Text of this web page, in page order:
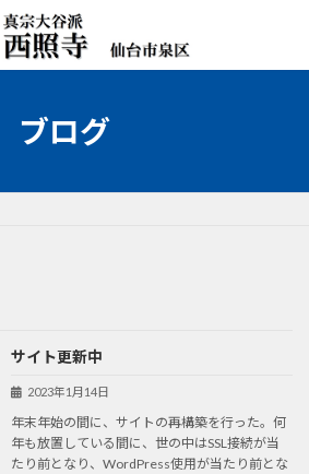
ブログ
サイト更新中
2023年1月14日
年末年始の間に、サイトの再構築を行った。何
年も放置している間に、世の中はSSL接続が当
たり前となり、WordPress使用が当たり前とな